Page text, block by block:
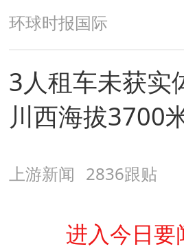
环球时报国际
3人租车未获实
川西海拔3700
上游新闻 2836跟贴
进入今日要